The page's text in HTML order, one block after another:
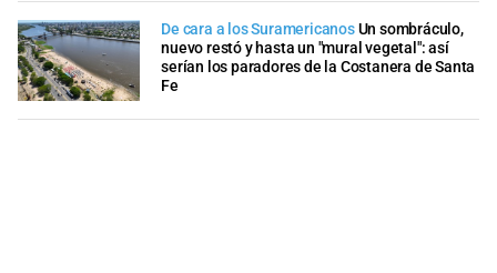
De cara a los SuramericanosUn sombráculo,
nuevo restó y hasta un "mural vegetal": así
serían los paradores de la Costanera de Santa
Fe